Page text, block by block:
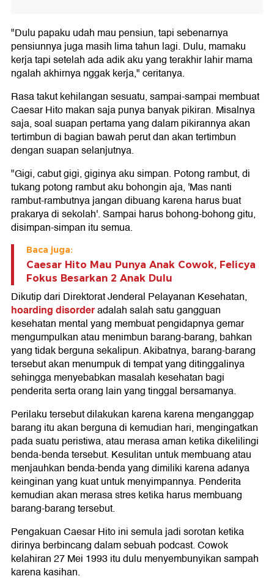
"Dulu papaku udah mau pensiun, tapi sebenarnya
pensiunnya juga masih lima tahun lagi. Dulu, mamaku
kerja tapi setelah ada adik aku yang terakhir lahir mama
ngalah akhirnya nggak kerja," ceritanya.
Rasa takut kehilangan sesuatu, sampai-sampai membuat
Caesar Hito makan saja punya banyak pikiran. Misalnya
saja, soal suapan pertama yang dalam pikirannya akan
tertimbun di bagian bawah perut dan akan tertimbun
dengan suapan selanjutnya.
"Gigi, cabut gigi, giginya aku simpan. Potong rambut, di
tukang potong rambut aku bohongin aja, 'Mas nanti
rambut-rambutnya jangan dibuang karena harus buat
prakarya di sekolah'. Sampai harus bohong-bohong gitu,
disimpan-simpan itu semua.
Baca juga:
Caesar Hito Mau Punya Anak Cowok, Felicya
Fokus Besarkan 2 Anak Dulu
Dikutip dari Direktorat Jenderal Pelayanan Kesehatan,
hoarding disorderadalah salah satu gangguan
kesehatan mental yang membuat pengidapnya gemar
mengumpulkan atau menimbun barang-barang, bahkan
yang tidak berguna sekalipun. Akibatnya, barang-barang
tersebut akan menumpuk di tempat yang ditinggalinya
sehingga menyebabkan masalah kesehatan bagi
penderita serta orang lain yang tinggal bersamanya.
Perilaku tersebut dilakukan karena karena menganggap
barang itu akan berguna di kemudian hari, mengingatkan
pada suatu peristiwa, atau merasa aman ketika dikelilingi
benda-benda tersebut. Kesulitan untuk membuang atau
menjauhkan benda-benda yang dimiliki karena adanya
keinginan yang kuat untuk menyimpannya. Penderita
kemudian akan merasa stres ketika harus membuang
barang-barang tersebut.
Pengakuan Caesar Hito ini semula jadi sorotan ketika
dirinya berbincang dalam sebuah podcast. Cowok
kelahiran 27 Mei 1993 itu dulu menyembunyikan sampah
karena kasihan.